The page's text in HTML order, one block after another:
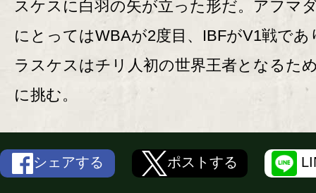
スケスに白羽の矢が立った形だ。アフマ
にとってはWBAが2度目、IBFがV1戦であ
ラスケスはチリ人初の世界王者となるた
に挑む。
シェアする ポストする